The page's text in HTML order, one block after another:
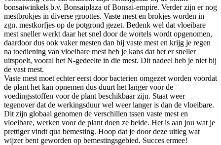
bonsaiwinkels b.v. Bonsaiplaza of Bonsai-empire. Verder zijn er nog
mestbrokjes in diverse groottes. Vaste mest en brokjes worden in
zgn. mestkorfjes op de potgrond gezet. Bedenk wel dat vloeibare
mest sneller werkt daar het snel door de wortels wordt opgenomen,
daardoor dus ook vaker mesten dan bij vaste mest en krijg je regen
na toediening van vloeibare mest heb je kans dat het er sneller
uitspoelt, vooral het N-gedeelte in die mest. Dit nadeel heb je niet bij
de vast mest.
Vaste mest moet echter eerst door bacterien omgezet worden voordat
de plant het kan opnemen dus duurt het langer voor de
voedingsstoffen voor de plant beschikbaar zijn. Staat weer
tegenover dat de werkingsduur wel weer langer is dan de vloeibare.
Dit zijn globaal genomen de verschillen tssen vaste mest en
vloeibare, werken voor de plant doen ze beide. Het is aan jou wat je
prettiger vindt qua bemesting. Hoop dat je door deze uitleg wat
wijzer bent geworden op bemestingsgebied. Succes ermee!